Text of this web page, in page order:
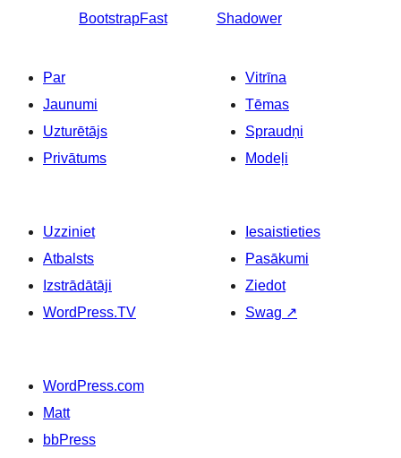
BootstrapFast
Shadower
Par
Jaunumi
Uzturētājs
Privātums
Vitrīna
Tēmas
Spraudņi
Modeļi
Uzziniet
Atbalsts
Izstrādātāji
WordPress.TV
Iesaistieties
Pasākumi
Ziedot
Swag ↗
WordPress.com
Matt
bbPress